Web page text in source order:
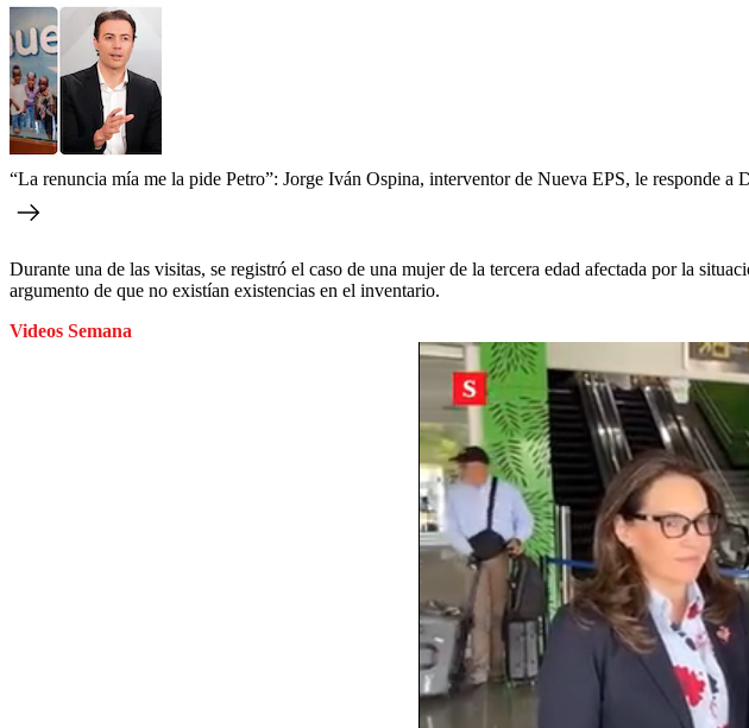
“La renuncia mía me la pide Petro”: Jorge Iván Ospina, interventor de Nueva EPS, le responde a
Durante una de las visitas, se registró el caso de una mujer de la tercera edad afectada por la
argumento de que no existían existencias en el inventario.
Videos Semana